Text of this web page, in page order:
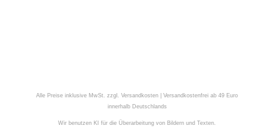
Alle Preise inklusive MwSt. zzgl. Versandkosten | Versandkostenfrei ab 49 Euro
innerhalb Deutschlands
Wir benutzen KI für die Überarbeitung von Bildern und Texten.